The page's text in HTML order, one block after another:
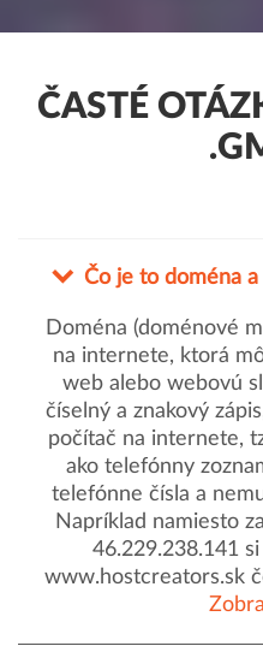
ČASTÉ
Čo je to doména
Doména (doménové
na internete, ktorá
web alebo webovú
číselný a znakový
počítač na internete,
ako telefónny
telefónne čísla a
Napríklad namiesto
46.229.238.141
www.hostcreators.sk